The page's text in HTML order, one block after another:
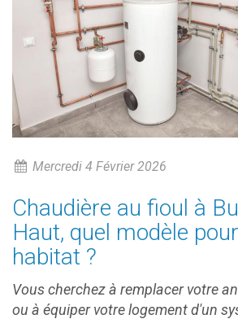
Mercredi 4 Février 2026
Chaudière au fioul à
Haut, quel modèle
habitat ?
Vous cherchez à remplacer votre
ou à équiper votre logement d'un